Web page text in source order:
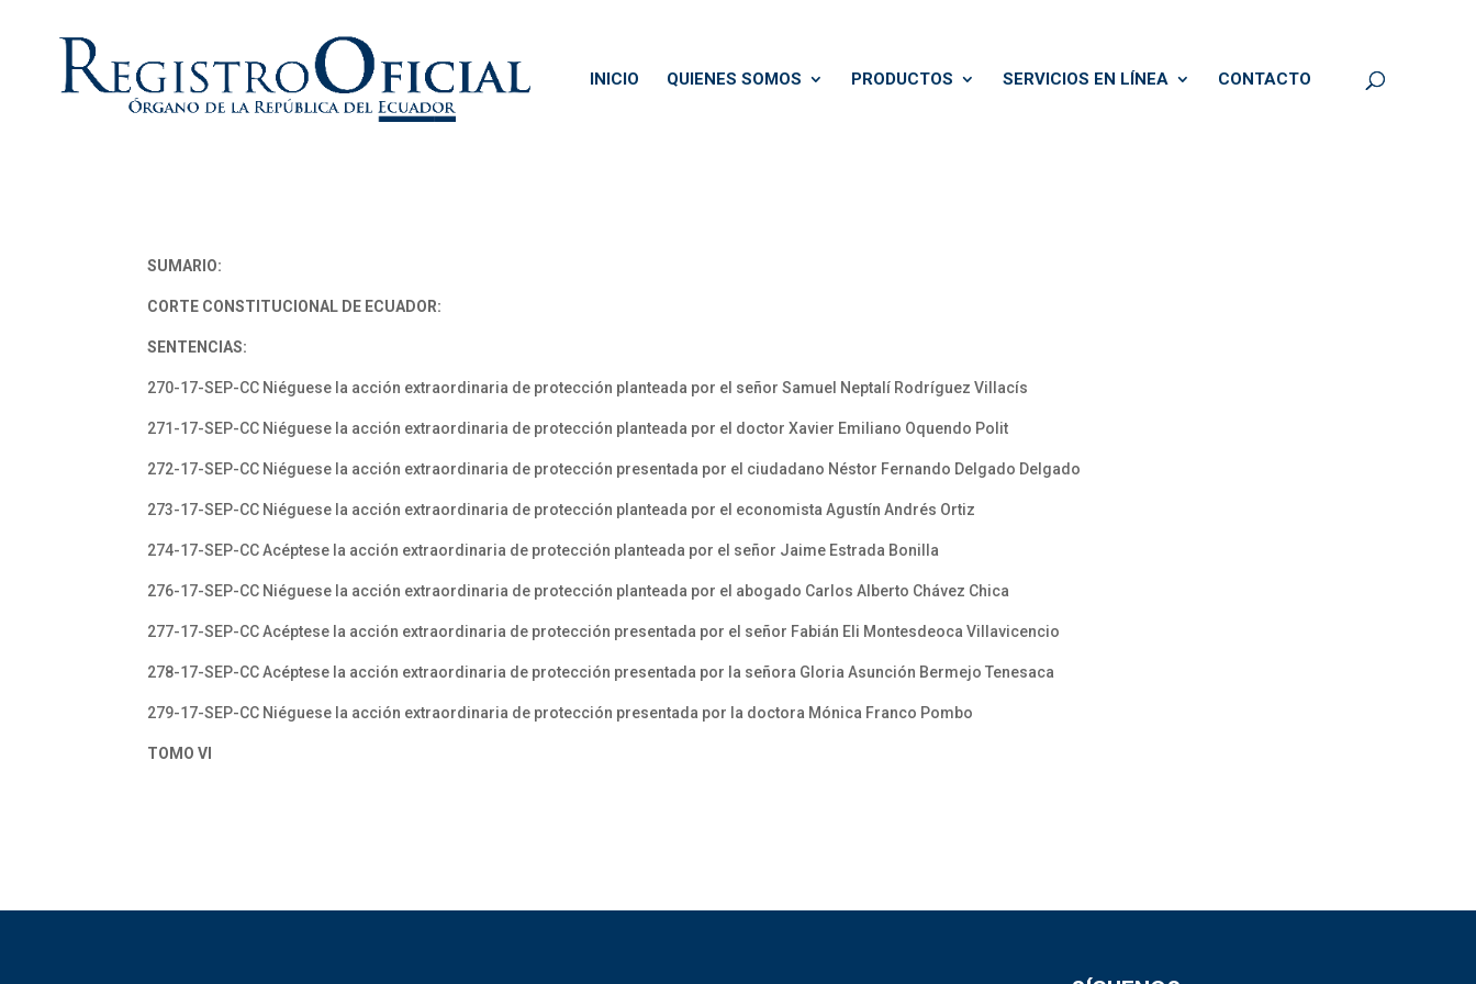
INICIO QUIENES SOMOS PRODUCTOS SERVICIOS EN LÍNEA CONTACTO
SUMARIO:
CORTE CONSTITUCIONAL DE ECUADOR:
SENTENCIAS:
270-17-SEP-CC Niéguese la acción extraordinaria de protección planteada por el señor Samuel Neptalí Rodríguez Villacís
271-17-SEP-CC Niéguese la acción extraordinaria de protección planteada por el doctor Xavier Emiliano Oquendo Polit
272-17-SEP-CC Niéguese la acción extraordinaria de protección presentada por el ciudadano Néstor Fernando Delgado Delgado
273-17-SEP-CC Niéguese la acción extraordinaria de protección planteada por el economista Agustín Andrés Ortiz
274-17-SEP-CC Acéptese la acción extraordinaria de protección planteada por el señor Jaime Estrada Bonilla
276-17-SEP-CC Niéguese la acción extraordinaria de protección planteada por el abogado Carlos Alberto Chávez Chica
277-17-SEP-CC Acéptese la acción extraordinaria de protección presentada por el señor Fabián Eli Montesdeoca Villavicencio
278-17-SEP-CC Acéptese la acción extraordinaria de protección presentada por la señora Gloria Asunción Bermejo Tenesaca
279-17-SEP-CC Niéguese la acción extraordinaria de protección presentada por la doctora Mónica Franco Pombo
TOMO VI